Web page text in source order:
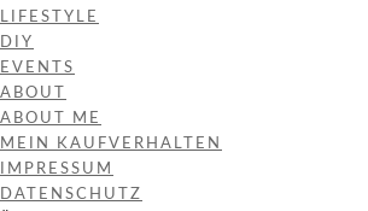
LIFESTYLE
DIY
EVENTS
ABOUT
ABOUT ME
MEIN KAUFVERHALTEN
IMPRESSUM
DATENSCHUTZ